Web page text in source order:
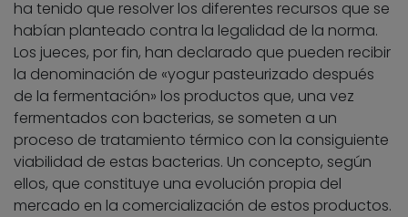
ha tenido que resolver los diferentes recursos que se
habían planteado contra la legalidad de la norma.
Los jueces, por fin, han declarado que pueden recibir
la denominación de «yogur pasteurizado después
de la fermentación» los productos que, una vez
fermentados con bacterias, se someten a un
proceso de tratamiento térmico con la consiguiente
viabilidad de estas bacterias. Un concepto, según
ellos, que constituye una evolución propia del
mercado en la comercialización de estos productos.